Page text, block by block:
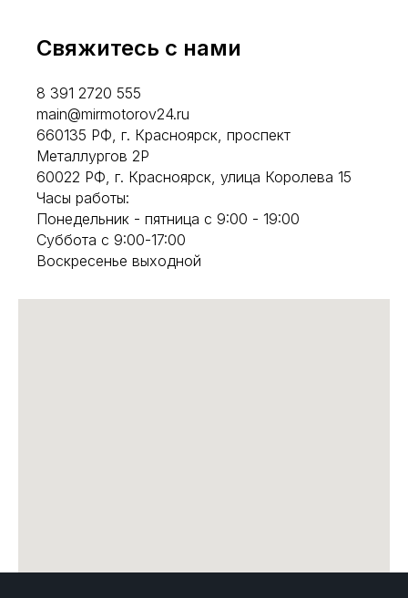
Свяжитесь с нами
8 391 2720 555
main@mirmotorov24.ru
660135 РФ, г. Красноярск, проспект
Металлургов 2Р
60022 РФ, г. Красноярск, улица Королева 15
Часы работы:
Понедельник - пятница с 9:00 - 19:00
Суббота с 9:00-17:00
Воскресенье выходной